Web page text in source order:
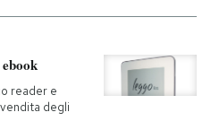
reader e
degli